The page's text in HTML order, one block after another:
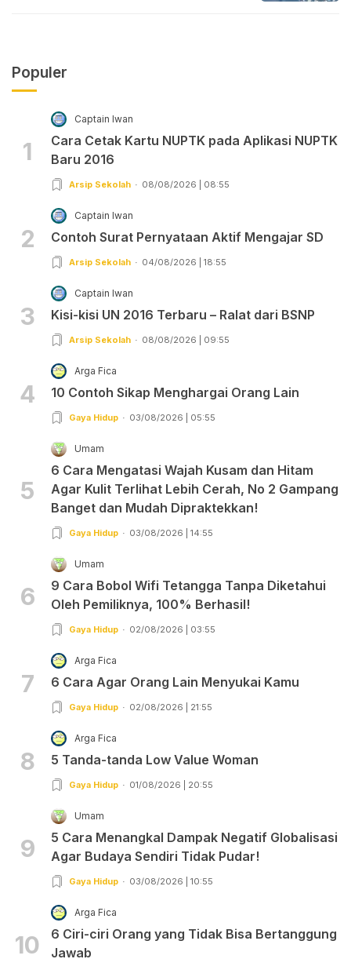
Populer
1
Captain Iwan
Cara Cetak Kartu NUPTK pada Aplikasi NUPTK
Baru 2016
Arsip Sekolah 08/08/2026 | 08:55
2
Captain Iwan
Contoh Surat Pernyataan Aktif Mengajar SD
Arsip Sekolah 04/08/2026 | 18:55
3
Captain Iwan
Kisi-kisi UN 2016 Terbaru – Ralat dari BSNP
Arsip Sekolah 08/08/2026 | 09:55
4
Arga Fica
10 Contoh Sikap Menghargai Orang Lain
Gaya Hidup 03/08/2026 | 05:55
5
Umam
6 Cara Mengatasi Wajah Kusam dan Hitam
Agar Kulit Terlihat Lebih Cerah, No 2 Gampang
Banget dan Mudah Dipraktekkan!
Gaya Hidup 03/08/2026 | 14:55
6
Umam
9 Cara Bobol Wifi Tetangga Tanpa Diketahui
Oleh Pemiliknya, 100% Berhasil!
Gaya Hidup 02/08/2026 | 03:55
7
Arga Fica
6 Cara Agar Orang Lain Menyukai Kamu
Gaya Hidup 02/08/2026 | 21:55
8
Arga Fica
5 Tanda-tanda Low Value Woman
Gaya Hidup 01/08/2026 | 20:55
9
Umam
5 Cara Menangkal Dampak Negatif Globalisasi
Agar Budaya Sendiri Tidak Pudar!
Gaya Hidup 03/08/2026 | 10:55
10
Arga Fica
6 Ciri-ciri Orang yang Tidak Bisa Bertanggung
Jawab